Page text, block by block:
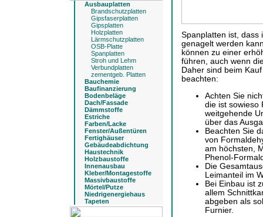
Ausbauplatten
Brandschutzplatten
Gipsfaserplatten
Gipsplatten
Holzplatten
Lärmschutzplatten
OSB-Platte
Spanplatten
Stroh und Lehm
Verbundplatten
zementgeb. Platten
Bauchemie
Baufinanzierung
Bodenbeläge
Dach/Fassade
Dämmstoffe
Estriche
Farben/Lacke
Fenster/Außentüren
Fertighäuser
Gebäudeabdichtung
Haustechnik
Holzbaustoffe
Innenausbau
Kleber/Montagestoffe
Massivbaustoffe
Mörtel/Putze
Niedrigenergiehaus
Tapeten
Spanplatten ist, dass
genagelt werden
können zu einer
führen, auch wenn
Daher sind beim
beachten:
Achten Sie
die ist sowieso
weitgehende
über das
Beachten Sie
von
am höchsten,
Phenol-
Die
Leimanteil im
Bei Einbau ist
allem
abgeben als
Furnier.